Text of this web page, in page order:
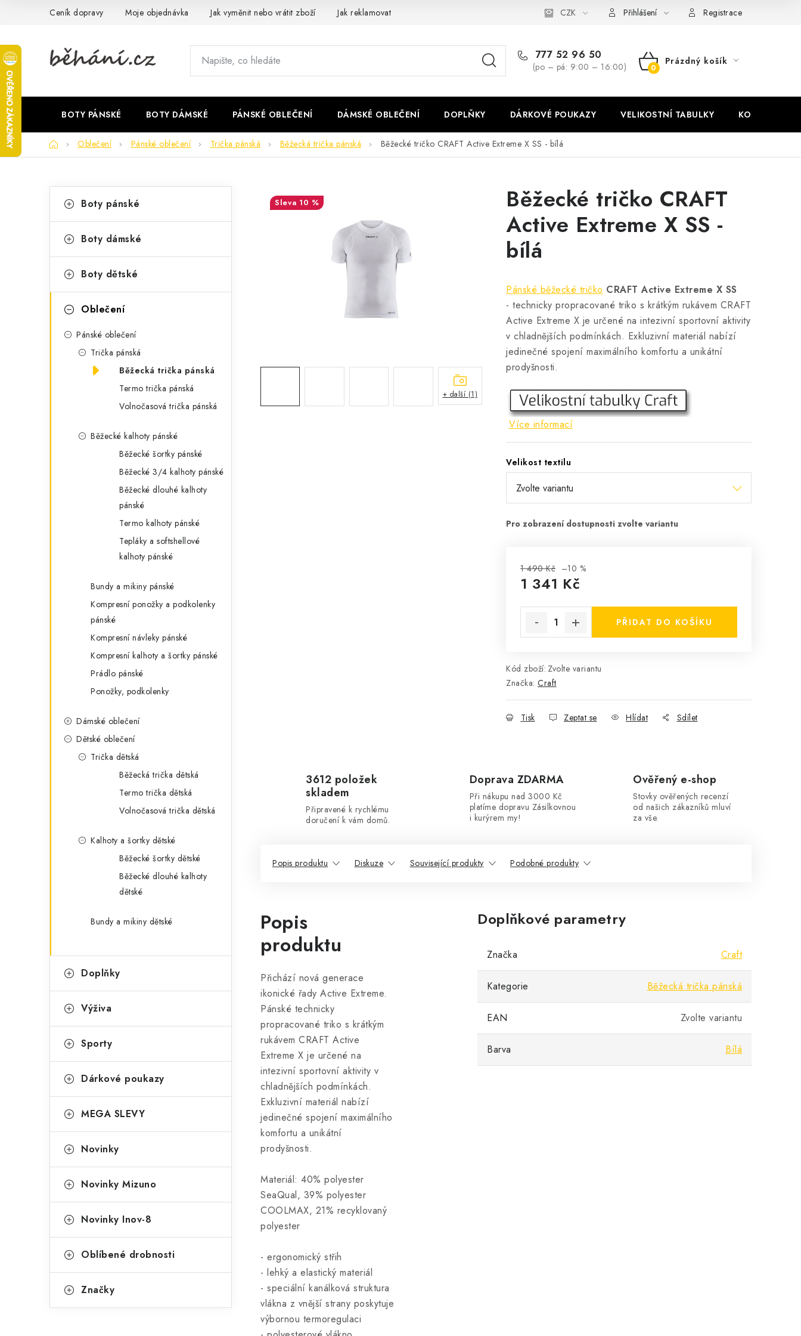
Ceník dopravy Moje objednávka Jak vyměnit nebo vrátit zboží Jak reklamovat Velikostní tabulky Ochrana osobních údajů Zásady používání
CZK Přihlášení Registrace
777 52 96 50
(po – pá: 9:00 – 16:00)
NÁKUPNÍ
Prázdný košík
BOTY PÁNSKÉ BOTY DÁMSKÉ PÁNSKÉ OBLEČENÍ DÁMSKÉ OBLEČENÍ DOPLŇKY DÁRKOVÉ POUKAZY VELIKOSTNÍ TABULKY KONTAKT
DomůOblečení Pánské oblečení Trička pánská Běžecká trička pánská Běžecké tričko CRAFT Active Extreme X SS - bílá
o
t
r
kategorie
a
e
o
Boty pánské
Boty dámské
Boty dětské
Oblečení
Pánské oblečení
Trička pánská
Běžecká trička pánská
Termo trička pánská
Volnočasová trička pánská
Běžecké kalhoty pánské
Běžecké šortky pánské
Běžecké 3/4 kalhoty pánské
Běžecké dlouhé kalhoty
pánské
Termo kalhoty pánské
Tepláky a softshellové
kalhoty pánské
Bundy a mikiny pánské
Kompresní ponožky a podkolenky
pánské
Kompresní návleky pánské
Kompresní kalhoty a šortky pánské
Prádlo pánské
Ponožky, podkolenky
Dámské oblečení
Dětské oblečení
Trička dětská
Běžecká trička dětská
Termo trička dětská
Volnočasová trička dětská
Kalhoty a šortky dětské
Běžecké šortky dětské
Běžecké dlouhé kalhoty
dětské
Bundy a mikiny dětské
Doplňky
Výživa
Sporty
Dárkové poukazy
MEGA SLEVY
Novinky
Novinky Mizuno
Novinky Inov-8
Oblíbené drobnosti
Značky
Běžecké tričko CRAFT
Active Extreme X SS -
bílá
Pánské běžecké tričko CRAFT Active Extreme X SS
- technicky propracované triko s krátkým rukávem CRAFT
Active Extreme X je určené na intezivní sportovní aktivity
v chladnějších podmínkách. Exkluzivní materiál nabízí
jedinečné spojení maximálního komfortu a unikátní
prodyšnosti.
Více informací
Velikost textilu
1 490 Kč –10 %
1 341 Kč
PŘIDAT DO KOŠÍKU
Kód zboží: Zvolte variantu
Značka: Craft
Tisk Zeptat se Hlídat Sdílet
10 %
+ další (1)
3612 položek
skladem
Připravené k rychlému
doručení k vám domů.
Doprava ZDARMA
Při nákupu nad 3000 Kč
platíme dopravu Zásilkovnou
i kurýrem my!
Ověřený e-shop
Stovky ověřených recenzí
od našich zákazníků mluví
za vše.
Popis produktu Diskuze Související produkty Podobné produkty
Popis
produktu
Přichází nová generace
ikonické řady Active Extreme.
Pánské technicky
propracované triko s krátkým
rukávem CRAFT Active
Extreme X je určené na
intezivní sportovní aktivity v
chladnějších podmínkách.
Exkluzivní materiál nabízí
jedinečné spojení maximálního
komfortu a unikátní
prodyšnosti.
Materiál: 40% polyester
SeaQual, 39% polyester
COOLMAX, 21% recyklovaný
polyester
- ergonomický střih
- lehký a elastický materiál
- speciální kanálková struktura
vlákna z vnější strany poskytuje
výbornou termoregulaci
Doplňkové parametry
Značka Craft
Kategorie Běžecká trička pánská
EAN Zvolte variantu
Barva Bílá